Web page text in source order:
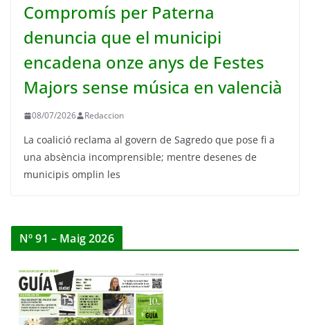
Compromís per Paterna
denuncia que el municipi
encadena onze anys de Festes
Majors sense música en valencià
08/07/2026 Redaccion
La coalició reclama al govern de Sagredo que pose fi a
una absència incomprensible; mentre desenes de
municipis omplin les
Nº 91 – Maig 2026